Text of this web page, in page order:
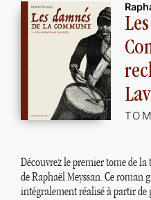
Découvrez le premier tome de
de Raphaël Meyssan. Ce
intégralement réalisé à partir de